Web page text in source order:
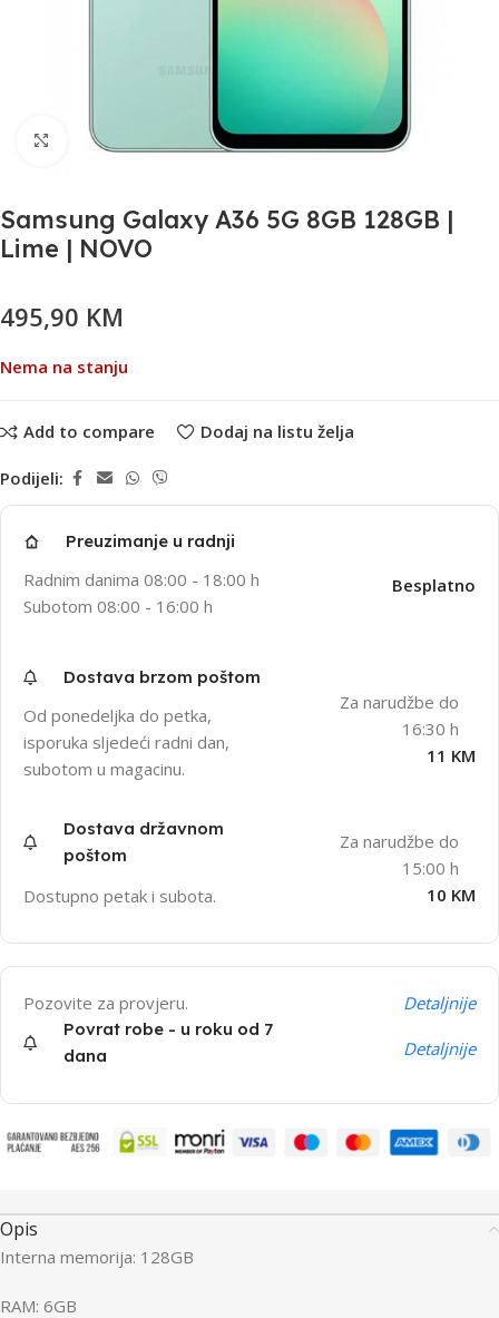
Klikni da uvećaš
Samsung Galaxy A36 5G 8GB 128GB |
Lime | NOVO
495,90 KM
Nema na stanju
Add to compare Dodaj na listu želja
Podijeli:
Preuzimanje u radnji
Radnim danima 08:00 - 18:00 h
Subotom 08:00 - 16:00 h
Besplatno
Dostava brzom poštom
Od ponedeljka do petka,
isporuka sljedeći radni dan,
subotom u magacinu.
Za narudžbe do
16:30 h
11 KM
Dostava državnom
poštom
Dostupno petak i subota.
Za narudžbe do
15:00 h
10 KM
Pozovite za provjeru. Detaljnije
Povrat robe - u roku od 7
dana
Detaljnije
Opis
Interna memorija: 128GB
RAM: 6GB